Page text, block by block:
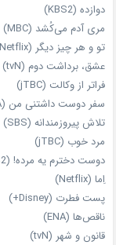
دوازده (KBS2)
مری آدم می‌کُشد (MBC)
تو و هر چیز دیگر (Netflix)
عشق، برداشت دوم (tvN)
فراتر از وکالت (jTBC)
سفر دوست‌ داشتنی من (Channel A)
تلاش پیروزمندانه (SBS)
مرد خوب (jTBC)
دوست دخترم یه مرده! (KBS2)
اِما (Netflix)
پست فطرت (Disney+)
ناقص‌ها (ENA)
قانون و شهر (tvN)